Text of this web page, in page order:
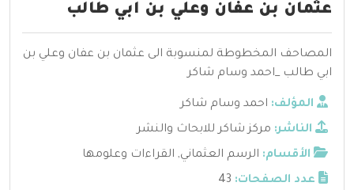
عثمان بن عفان وعلي بن ابي طالب
المصاحف المخطوطة لمنسوبة الى عثمان بن عفان وعلي بن
ابي طالب _احمد وسام شاكر
المؤلف: احمد وسام شاكر
الناشر: مركز شاكر للابحاث والنشر
الأقسام: الرسم العثماني, القراءات وعلومها
عدد الصفحات: 43